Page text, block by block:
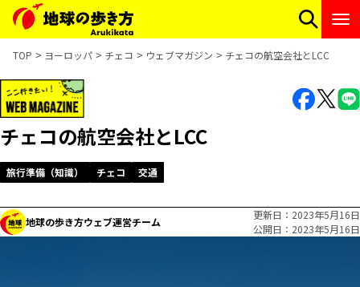
TOP ヨーロッパ チェコ ウェブマガジン チェコの航空会社とLCC
チェコの航空会社とLCC
旅行準備（知識） チェコ 交通
地球の歩き方ウェブ運営チーム
更新日
2023年5月16日
公開日
2023年5月16日